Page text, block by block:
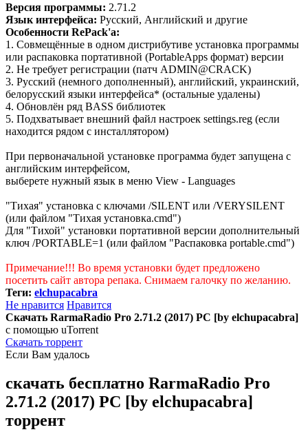
Версия программы: 2.71.2
Язык интерфейса: Русский, Английский и другие
Особенности RePack'a:
1. Совмещённые в одном дистрибутиве установка программы
или распаковка портативной (PortableApps формат) версии
2. Не требует регистрации (патч ADMIN@CRACK)
3. Русский (немного дополненный), английский, украинский,
белорусский языки интерфейса* (остальные удалены)
4. Обновлён ряд BASS библиотек
5. Подхватывает внешний файл настроек settings.reg (если
находится рядом с инсталлятором)
При первоначальной установке программа будет запущена с
английским интерфейсом,
выберете нужный язык в меню View - Languages
"Тихая" установка с ключами /SILENT или /VERYSILENT
(или файлом "Тихая установка.cmd")
Для "Тихой" установки портативной версии дополнительный
ключ /PORTABLE=1 (или файлом "Распаковка portable.cmd")
Примечание!!! Во время установки будет предложено
посетить сайт автора репака. Снимаем галочку по желанию.
Теги: elchupacabra
Не нравится Нравится
Скачать RarmaRadio Pro 2.71.2 (2017) PC [by elchupacabra]
с помощью uTorrent
Скачать торрент
Если Вам удалось
скачать бесплатно RarmaRadio Pro
2.71.2 (2017) PC [by elchupacabra]
торрент